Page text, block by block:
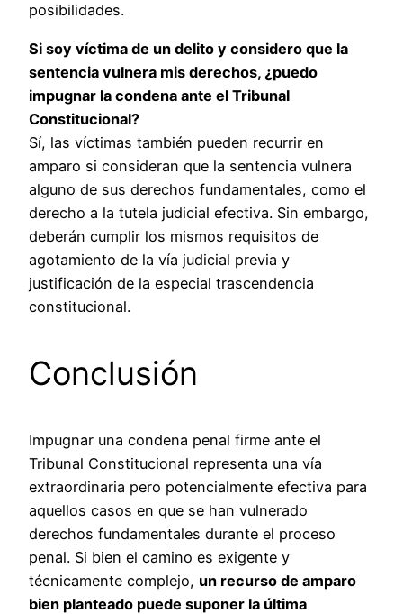
posibilidades.
Si soy víctima de un delito y considero que la
sentencia vulnera mis derechos, ¿puedo
impugnar la condena ante el Tribunal
Constitucional?
Sí, las víctimas también pueden recurrir en
amparo si consideran que la sentencia vulnera
alguno de sus derechos fundamentales, como el
derecho a la tutela judicial efectiva. Sin embargo,
deberán cumplir los mismos requisitos de
agotamiento de la vía judicial previa y
justificación de la especial trascendencia
constitucional.
Conclusión
Impugnar una condena penal firme ante el
Tribunal Constitucional representa una vía
extraordinaria pero potencialmente efectiva para
aquellos casos en que se han vulnerado
derechos fundamentales durante el proceso
penal. Si bien el camino es exigente y
técnicamente complejo, un recurso de amparo
bien planteado puede suponer la última